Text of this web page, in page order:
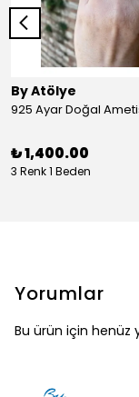
By Atölye
₺ 1,400.00
3 Renk 1 Beden
Yorumlar
Bu ürün için henüz